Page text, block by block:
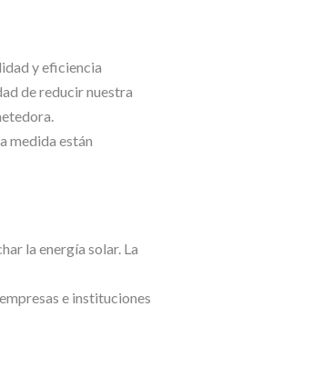
y eficiencia
de reducir nuestra
medida están
la energía solar. La
e instituciones